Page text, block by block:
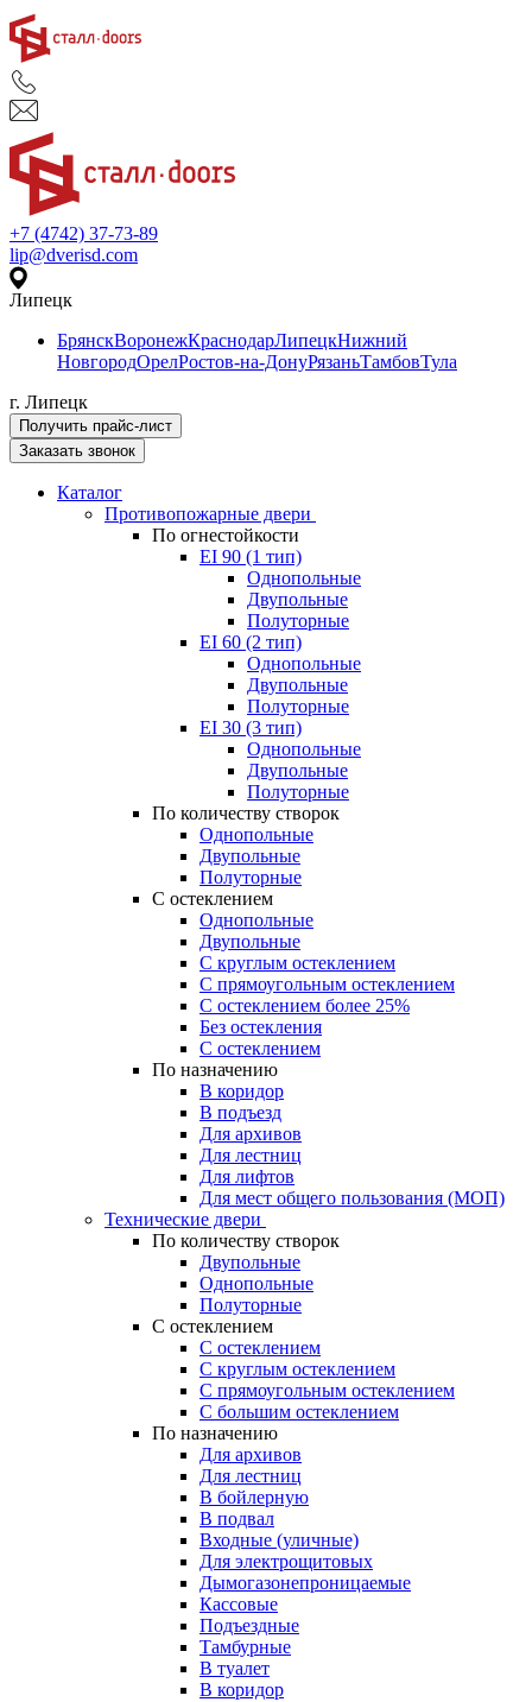
+7 (4742) 37-73-89
lip@dverisd.com
Липецк
БрянскВоронежКраснодарЛипецкНижний
НовгородОрелРостов-на-ДонуРязаньТамбовТула
г. Липецк
Получить прайс-лист
Заказать звонок
Каталог
Противопожарные двери
По огнестойкости
EI 90 (1 тип)
Однопольные
Двупольные
Полуторные
EI 60 (2 тип)
Однопольные
Двупольные
Полуторные
EI 30 (3 тип)
Однопольные
Двупольные
Полуторные
По количеству створок
Однопольные
Двупольные
Полуторные
С остеклением
Однопольные
Двупольные
С круглым остеклением
С прямоугольным остеклением
С остеклением более 25%
Без остекления
С остеклением
По назначению
В коридор
В подъезд
Для архивов
Для лестниц
Для лифтов
Для мест общего пользования (МОП)
Технические двери
По количеству створок
Двупольные
Однопольные
Полуторные
С остеклением
С остеклением
С круглым остеклением
С прямоугольным остеклением
С большим остеклением
По назначению
Для архивов
Для лестниц
В бойлерную
В подвал
Входные (уличные)
Для электрощитовых
Дымогазонепроницаемые
Кассовые
Подъездные
Тамбурные
В туалет
В коридор